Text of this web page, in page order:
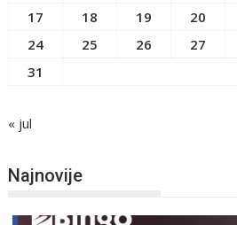
17
18 19 20
24
25 26 27
31
« jul
Najnovije